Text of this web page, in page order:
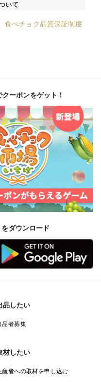
いて
食べチョク品質保証制度
ーポンをゲット！
ダウンロード
品したい
品者募集
材したい
産者への取材を申し込む